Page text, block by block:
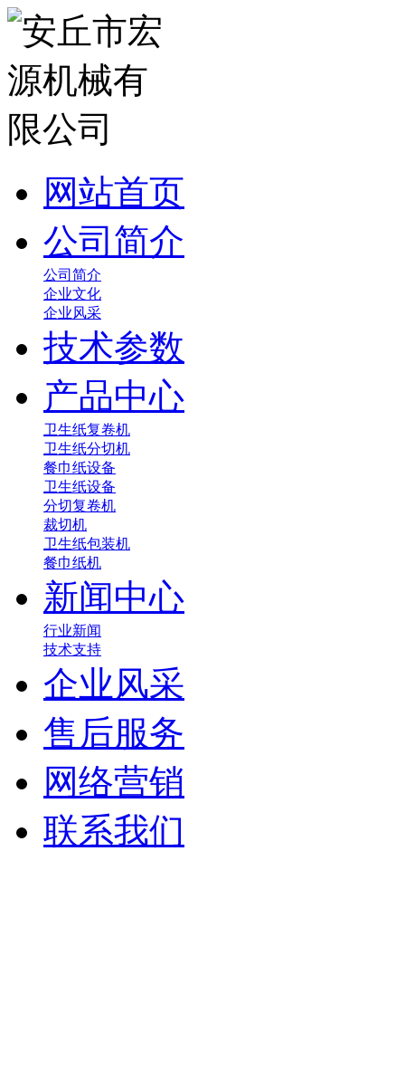
网站首页
公司简介
公司简介
企业文化
企业风采
技术参数
产品中心
卫生纸复卷机
卫生纸分切机
餐巾纸设备
卫生纸设备
分切复卷机
裁切机
卫生纸包装机
餐巾纸机
新闻中心
行业新闻
技术支持
企业风采
售后服务
网络营销
联系我们